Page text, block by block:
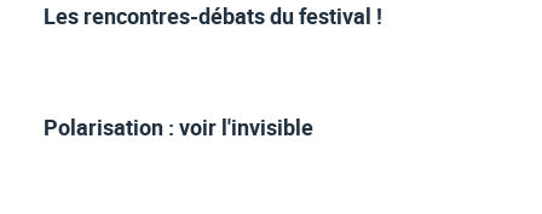
Les rencontres-débats du festival !
Polarisation : voir l'invisible